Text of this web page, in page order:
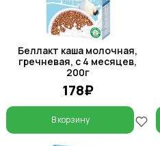
Беллакт каша молочная,
гречневая, с 4 месяцев,
200г
178₽
В корзину